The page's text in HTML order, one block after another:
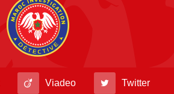
Viadeo Twitter